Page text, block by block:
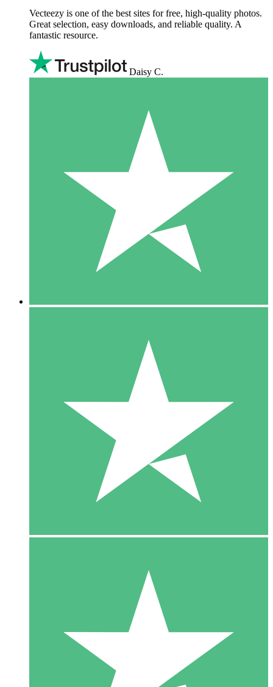
Vecteezy is one of the best sites for free, high‑quality photos.
Great selection, easy downloads, and reliable quality. A
fantastic resource.
Daisy C.